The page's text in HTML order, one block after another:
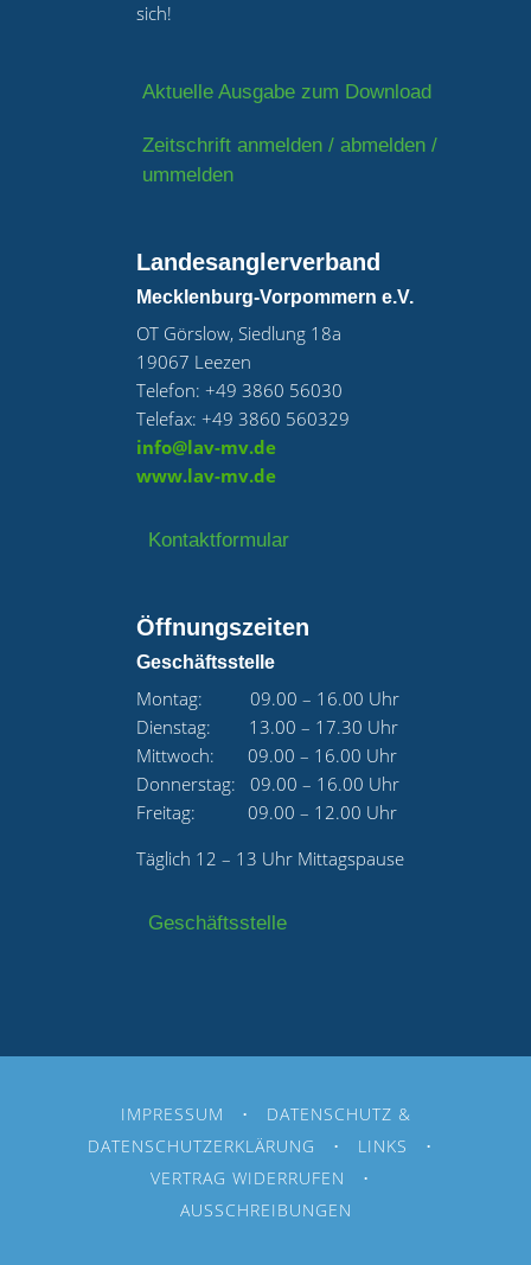
sich!
Aktuelle Ausgabe zum Download
Zeitschrift anmelden / abmelden /
ummelden
Landesanglerverband
Mecklenburg-Vorpommern e.V.
OT Görslow, Siedlung 18a
19067 Leezen
Telefon: +49 3860 56030
Telefax: +49 3860 560329
info@lav-mv.de
www.lav-mv.de
Kontaktformular
Öffnungszeiten
Geschäftsstelle
Montag: 09.00 – 16.00 Uhr
Dienstag: 13.00 – 17.30 Uhr
Mittwoch: 09.00 – 16.00 Uhr
Donnerstag: 09.00 – 16.00 Uhr
Freitag: 09.00 – 12.00 Uhr
Täglich 12 – 13 Uhr Mittagspause
Geschäftsstelle
IMPRESSUM • DATENSCHUTZ &
DATENSCHUTZERKLÄRUNG • LINKS •
VERTRAG WIDERRUFEN •
AUSSCHREIBUNGEN